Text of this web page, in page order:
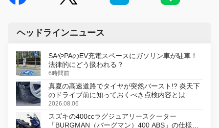
ヘッドラインニュース
SAやPAのEV充電スペースにガソリン車が駐車！
法律的にどう扱われる？
6時間前
真夏の高速道路でタイヤが突然バースト!? 炎天下
のドライブ前に知っておくべき点検内容とは
2026.08.06
スズキの400ccラグジュアリースクーター
「BURGMAN（バーグマン）400 ABS」の仕様を